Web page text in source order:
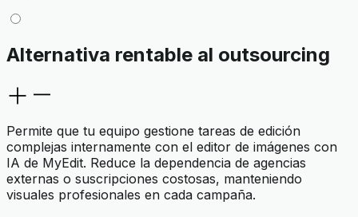
Alternativa rentable al outsourcing
Permite que tu equipo gestione tareas de edición
complejas internamente con el editor de imágenes con
IA de MyEdit. Reduce la dependencia de agencias
externas o suscripciones costosas, manteniendo
visuales profesionales en cada campaña.